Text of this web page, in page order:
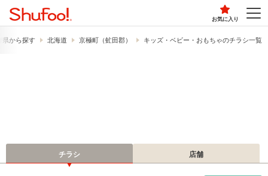
お気に入り
県から探す 北海道 京極町（虻田郡） キッズ・ベビー・おもちゃのチラシ一覧
チラシ 店舗